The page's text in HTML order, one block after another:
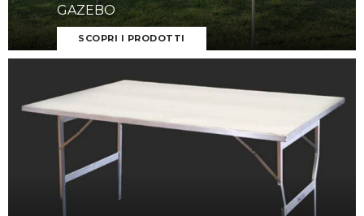
GAZEBO
SCOPRI I PRODOTTI